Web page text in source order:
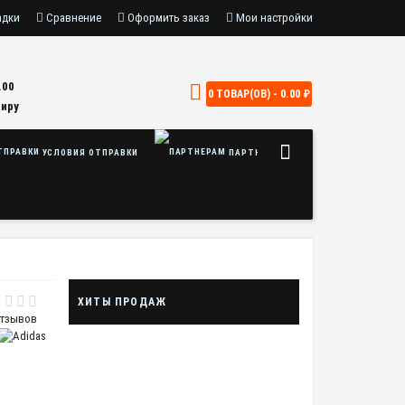
Сравнение Оформить заказ Мои настройки
0 ТОВАР(ОВ) - 0.00 ₽
УСЛОВИЯ ОТПРАВКИ ПАРТНЕРАМ
ХИТЫ ПРОДАЖ